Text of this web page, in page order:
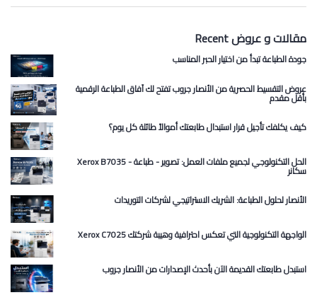
Recent مقالات و عروض
جودة الطباعة تبدأ من اختيار الحبر المناسب
عروض التقسيط الحصرية من الأنصار جروب تفتح لك آفاق الطباعة الرقمية
بأقل مقدم
كيف يكلفك تأجيل قرار استبدال طابعتك أموالاً طائلة كل يوم؟
Xerox B7035 الحل التكنولوجي لجميع ملفات العمل: تصوير - طباعة -
سكانر
الأنصار لحلول الطباعة: الشريك الاستراتيجي لشركات التوريدات
Xerox C7025 الواجهة التكنولوجية التي تعكس احترافية وهيبة شركتك
استبدل طابعتك القديمة الآن بأحدث الإصدارات من الأنصار جروب